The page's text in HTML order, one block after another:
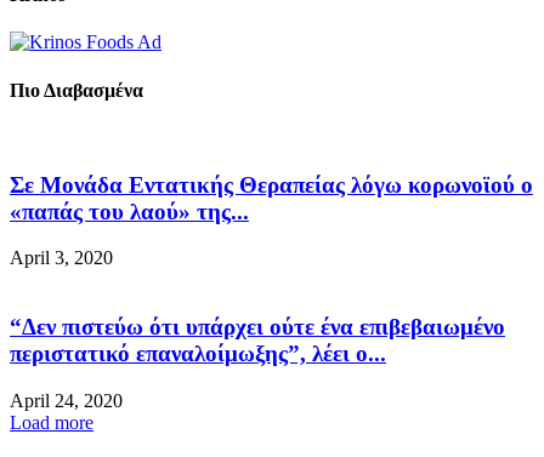
Πιο Διαβασμένα
Σε Μονάδα Εντατικής Θεραπείας λόγω κορωνοϊού ο
«παπάς του λαού» της...
April 3, 2020
“Δεν πιστεύω ότι υπάρχει ούτε ένα επιβεβαιωμένο
περιστατικό επαναλοίμωξης”, λέει ο...
April 24, 2020
Load more